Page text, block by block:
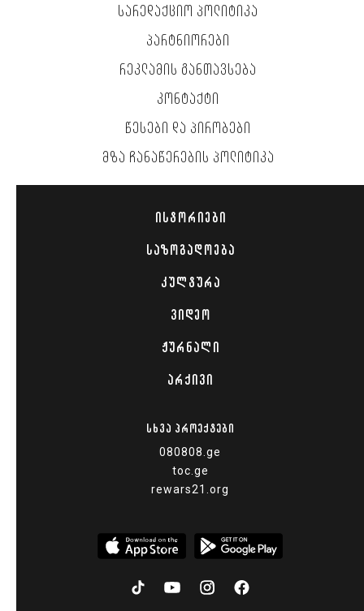
ᲡᲐᲠᲔᲓᲐᲥᲪᲘᲝ ᲞᲝᲚᲘᲢᲘᲙᲐ
ᲞᲐᲠᲢᲜᲘᲝᲠᲔᲑᲘ
ᲠᲔᲙᲚᲐᲛᲘᲡ ᲒᲐᲜᲗᲐᲕᲡᲔᲑᲐ
ᲙᲝᲜᲢᲐᲥᲢᲘ
ᲬᲔᲡᲔᲑᲘ ᲓᲐ ᲞᲘᲠᲝᲑᲔᲑᲘ
ᲛᲖᲐ ᲩᲐᲜᲐᲬᲔᲠᲔᲑᲘᲡ ᲞᲝᲚᲘᲢᲘᲙᲐ
ᲘᲡᲢᲝᲠᲘᲔᲑᲘ
ᲡᲐᲖᲝᲒᲐᲓᲝᲔᲑᲐ
ᲙᲣᲚᲢᲣᲠᲐ
ᲕᲘᲓᲔᲝ
ᲟᲣᲠᲜᲐᲚᲘ
ᲐᲠᲥᲘᲕᲘ
ᲡᲮᲕᲐ ᲞᲠᲝᲔᲥᲢᲔᲑᲘ
080808.ge
toc.ge
rewars21.org